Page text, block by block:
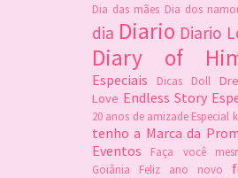
Dia das mães Dia dos
dia Diario Diario
Diary of
Especiais
Dicas Doll
Love Endless Story
20 anos de amizade Especial
tenho a Marca da
Eventos Faça você
Goiânia
Feliz ano novo